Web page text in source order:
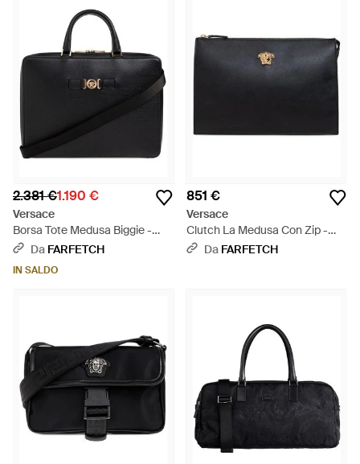
2.381 €1.190 €
Versace
Borsa Tote Medusa Biggie -
NeroDa FARFETCH
IN SALDO
851 €
Versace
Clutch La Medusa Con Zip -
NeroDa FARFETCH